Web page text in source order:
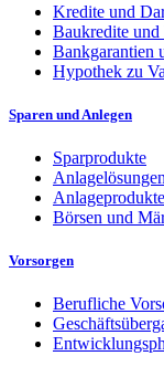
Kredite und
Baukredite
Bankgarantien
Hypothek zu
Sparen und Anlegen
Sparprodukte
Anlagelösungen
Anlageprodukte
Börsen und
Vorsorgen
Berufliche